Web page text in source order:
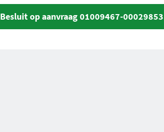
Besluit op aanvraag 01009467-